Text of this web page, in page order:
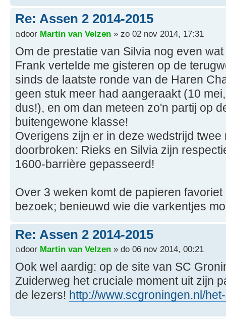
Re: Assen 2 2014-2015
door Martin van Velzen » zo 02 nov 2014, 17:31
Om de prestatie van Silvia nog even
Frank vertelde me gisteren op de
sinds de laatste ronde van de Haren
geen stuk meer had aangeraakt (10
dus!), en om dan meteen zo'n partij op
buitengewone klasse!
Overigens zijn er in deze wedstrijd
doorbroken: Rieks en Silvia zijn
1600-barrière gepasseerd!
Over 3 weken komt de papieren
bezoek; benieuwd wie die varkentjes
Re: Assen 2 2014-2015
door Martin van Velzen » do 06 nov 2014, 00:21
Ook wel aardig: op de site van SC
Zuiderweg het cruciale moment uit zijn
de lezers! http://www.scgroningen.nl/